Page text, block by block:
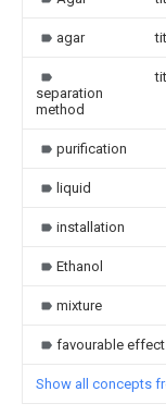
agar
separation
method
purification
liquid
installation
Ethanol
mixture
favourable effect
Show all concepts